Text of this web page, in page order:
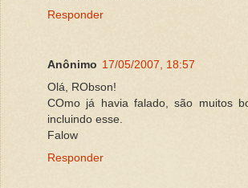
Responder
Anônimo 17/05/2007, 18:57
Olá, RObson!
COmo já havia falado, são muitos
incluindo esse.
Falow
Responder